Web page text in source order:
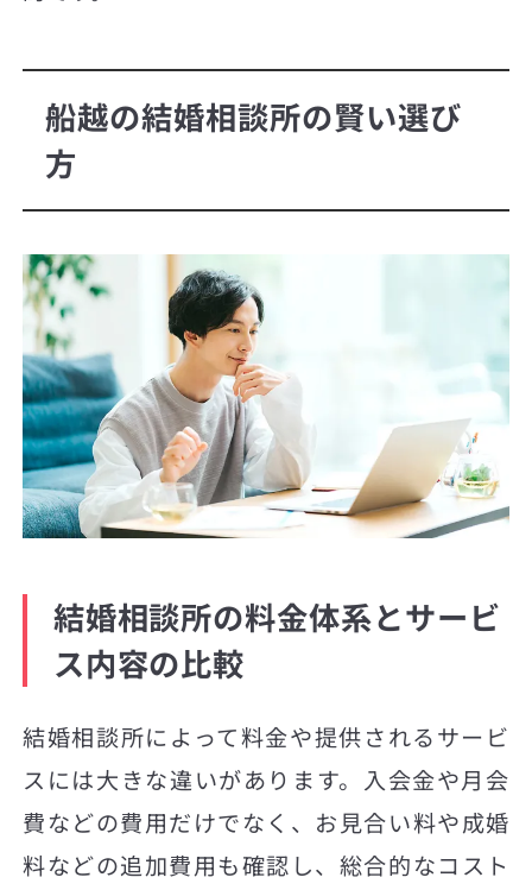
船越の結婚相談所の賢い選び
方
結婚相談所の料金体系とサービ
ス内容の比較
結婚相談所によって料金や提供されるサービ
スには大きな違いがあります。入会金や月会
費などの費用だけでなく、お見合い料や成婚
料などの追加費用も確認し、総合的なコスト